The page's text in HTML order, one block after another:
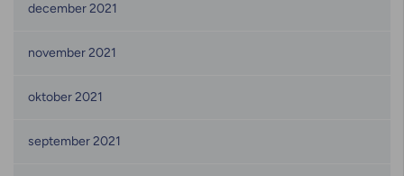
december 2021
november 2021
oktober 2021
september 2021